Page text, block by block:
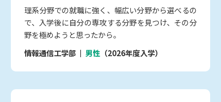
理系分野での就職に強く、幅広い分野から選べるの
で、入学後に自分の専攻する分野を見つけ、その分
野を極めようと思ったから。
情報通信工学部
男性 （2026年度入学）